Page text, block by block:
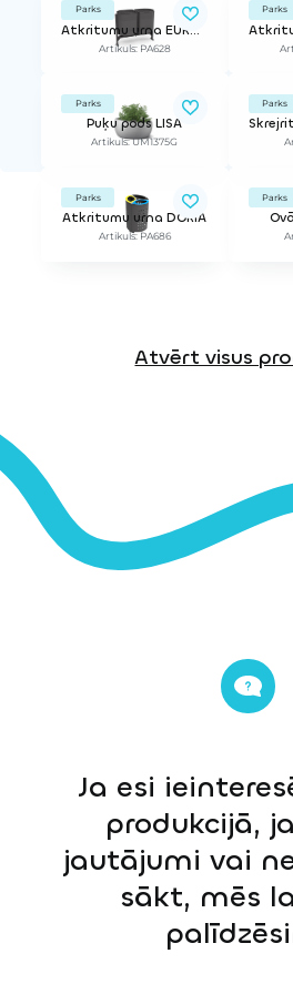
Parks
Atkritumu urna EUROPA
Artikuls: PA628
Parks
Parks
Puķu pods LISA
Artikuls: UM1375G
Parks
Parks
Atkritumu urna DORIA
Artikuls: PA686
Parks
Atvērt visus
Ja esi
produkcijā,
jautājumi vai
sākt, mēs